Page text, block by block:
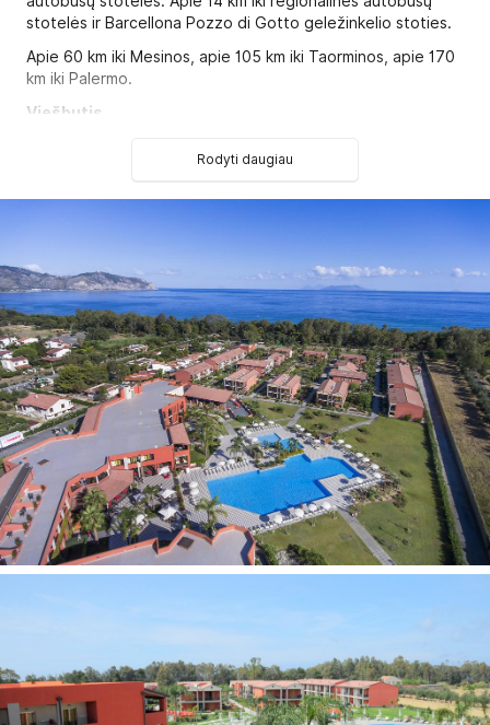
stotelės ir Barcellona Pozzo di Gotto geležinkelio stoties.
Apie 60 km iki Mesinos, apie 105 km iki Taorminos, apie 170
km iki Palermo.
Viešbutis
aukštų vilos. Viso yra 175 numeriai:
DBL Deluxe tipo numeriai
(30 m2, maks. 2-4
asm., kosmetikos rinkinys, papildomas vakarinis tvarkymas,
mini baras su gėrimais, paplūdimio rankšluosčiai keičiami
kasdien, 2 apsilankymai vienam asmeniui sveikatingumo
centre (sauna / garinė pirtis / sūkurinė vonia);
Family room tipo numeriai(apie 25-40 m2, maks. 4-6
asm. Šeimyninis numeris 4 asmenims - miegamasis, svetainė
su 2 viengulėmis lovomis ir vonios kambarys. Šeimyninis
numeris 6 asmenims - miegamasis, svetainė su 1 viengule
lova, atviras mezoninas su 3 viengulėmis lovomis, 2 vonios
kambariai. Visi numeriai su balkonu arba kiemeliu).
Yra numeriai pritaikyti asmenims su negalia.
Galima atsiskaityti kortelėmis:Visa, Mastercard,
Apgyvendinimas su gyvūnais:
: Viale dei Vespri Siciliani - Loc. Saiatine 98054
Furnari (ME)
Pramogos ir sportas
Rodyti daugiau